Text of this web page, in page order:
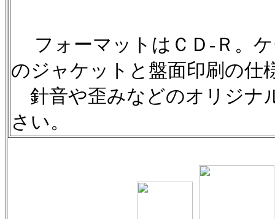
フォーマットはＣＤ-Ｒ。
のジャケットと盤面印刷の仕
針音や歪みなどのオリジナ
さい。